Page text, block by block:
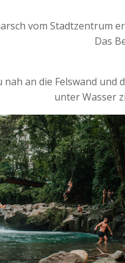
vom Stadtzentrum
Das
nah an die Felswand
unter Wasser